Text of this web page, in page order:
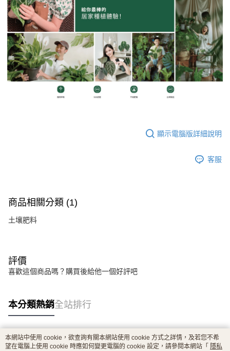
顯示電腦版詳細說明
客服
商品相關分類 (1)
土壤肥料
評價
喜歡這個商品嗎？購買後給他一個好評吧
本分類熱銷全站排行
熱門標籤
本網站中使用 cookie，欲查詢有關本網站使用 cookie 方式之詳情，及若您不希
望在電腦上使用 cookie 時應如何變更電腦的 cookie 設定，請參閱本網站「 隱私